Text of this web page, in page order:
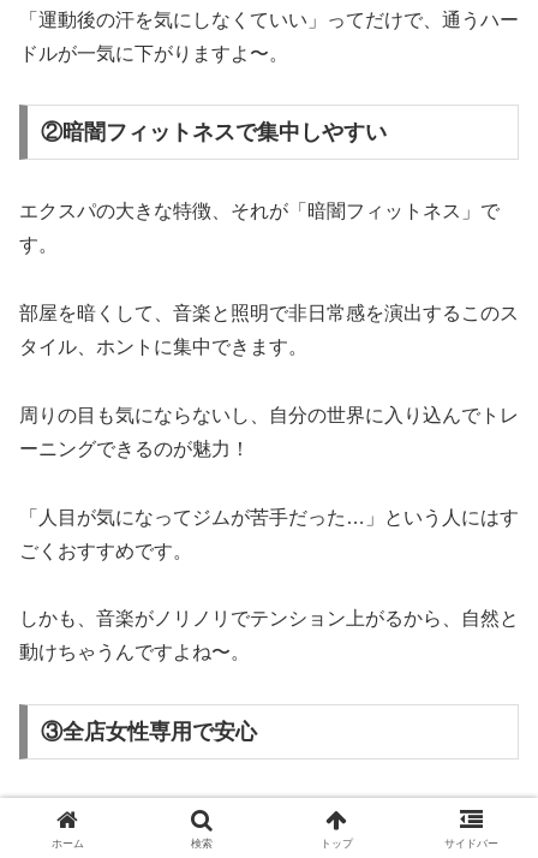
「運動後の汗を気にしなくていい」ってだけで、通うハー
ドルが一気に下がりますよ〜。
②暗闇フィットネスで集中しやすい
エクスパの大きな特徴、それが「暗闇フィットネス」で
す。
部屋を暗くして、音楽と照明で非日常感を演出するこのス
タイル、ホントに集中できます。
周りの目も気にならないし、自分の世界に入り込んでトレ
ーニングできるのが魅力！
「人目が気になってジムが苦手だった…」という人にはす
ごくおすすめです。
しかも、音楽がノリノリでテンション上がるから、自然と
動けちゃうんですよね〜。
③全店女性専用で安心
エクスパは、全国すべての店舗が女性専用です。
ホーム 検索 トップ サイドバー